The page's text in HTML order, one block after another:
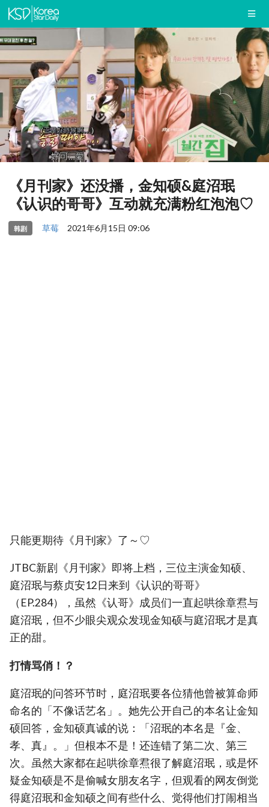
《月刊家》还没播，金知硕&庭沼珉
《认识的哥哥》互动就充满粉红泡泡♡
韩剧 草莓 2021年6月15日 09:06
只能更期待《月刊家》了～♡
JTBC新剧《月刊家》即将上档，三位主演金知硕、
庭沼珉与蔡贞安12日来到《认识的哥哥》
（EP.284），虽然《认哥》成员们一直起哄徐章焄与
庭沼珉，但不少眼尖观众发现金知硕与庭沼珉才是真
正的甜。
打情骂俏！？
庭沼珉的问答环节时，庭沼珉要各位猜他曾被算命师
命名的「不像话艺名」。她先公开自己的本名让金知
硕回答，金知硕真诚的说：「沼珉的本名是『金、
孝、真』。」但根本不是！还连错了第二次、第三
次。虽然大家都在起哄徐章焄很了解庭沼珉，或是怀
疑金知硕是不是偷喊女朋友名字，但观看的网友倒觉
得庭沼珉和金知硕之间有些什么、觉得他们打闹相当